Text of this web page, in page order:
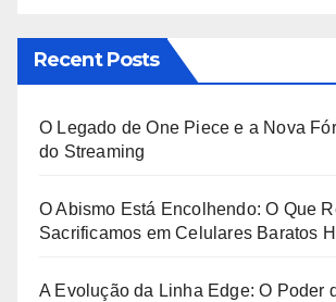
Recent Posts
O Legado de One Piece e a Nova
do Streaming
O Abismo Está Encolhendo: O Que
Sacrificamos em Celulares Baratos
A Evolução da Linha Edge: O Poder